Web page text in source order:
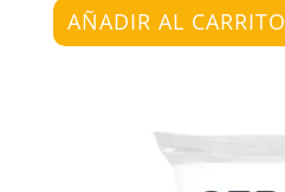
AÑADIR AL CARRITO